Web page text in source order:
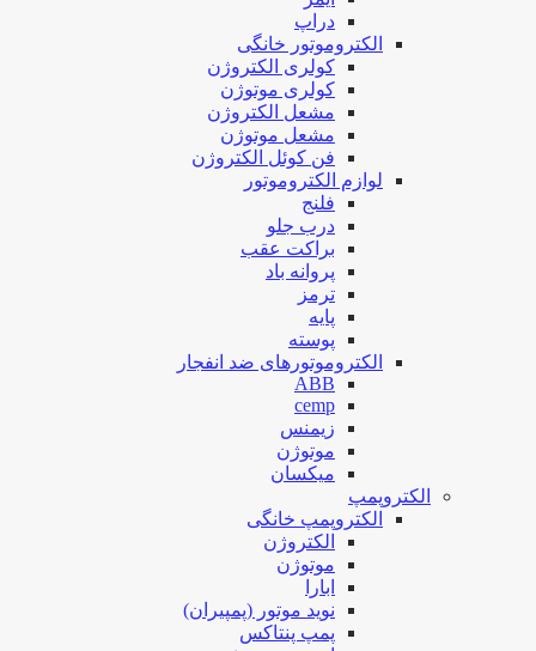
دراپ
الکتروموتور خانگی
کولری الکتروژن
کولری موتوژن
مشعل الکتروژن
مشعل موتوژن
فن کوئل الکتروژن
لوازم الکتروموتور
فلنج
درب جلو
براکت عقب
پروانه باد
ترمز
پایه
پوسته
الکتروموتورهای ضد انفجار
ABB
cemp
زیمنس
موتوژن
میکسان
الکتروپمپ
الکتروپمپ خانگی
الکتروژن
موتوژن
ابارا
نوید موتور (پمپیران)
پمپ پنتاکس